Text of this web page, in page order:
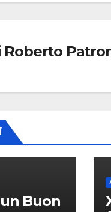
Roberto
Buon